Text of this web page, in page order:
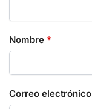
Nombre *
Correo electrónico